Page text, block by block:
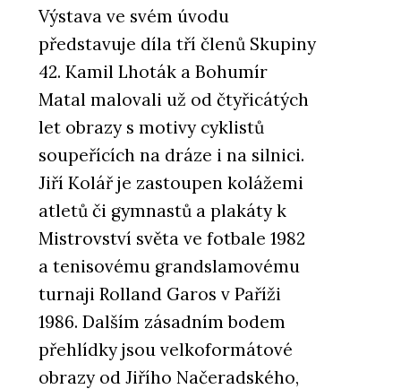
Výstava ve svém úvodu
představuje díla tří členů Skupiny
42. Kamil Lhoták a Bohumír
Matal malovali už od čtyřicátých
let obrazy s motivy cyklistů
soupeřících na dráze i na silnici.
Jiří Kolář je zastoupen kolážemi
atletů či gymnastů a plakáty k
Mistrovství světa ve fotbale 1982
a tenisovému grandslamovému
turnaji Rolland Garos v Paříži
1986. Dalším zásadním bodem
přehlídky jsou velkoformátové
obrazy od Jiřího Načeradského,